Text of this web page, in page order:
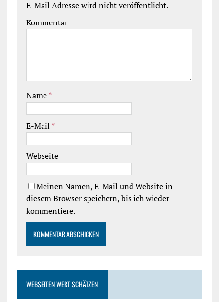
E-Mail Adresse wird nicht veröffentlicht.
Kommentar
Name*
E-Mail *
Webseite
Meinen Namen, E-Mail und Website in
diesem Browser speichern, bis ich wieder
kommentiere.
WEBSEITEN WERT SCHÄTZEN